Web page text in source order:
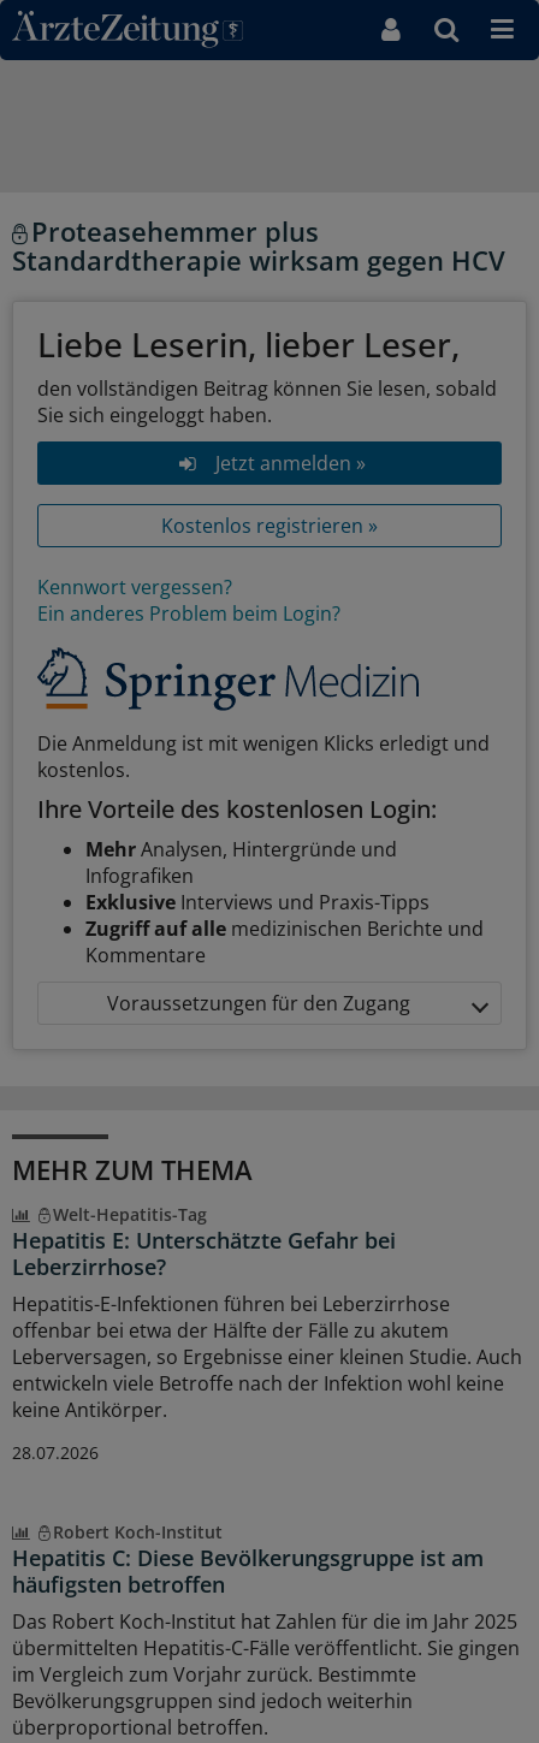
Direkt zum Inhaltsbereich
Proteasehemmer plus
Standardtherapie wirksam gegen HCV
Liebe Leserin, lieber Leser,
den vollständigen Beitrag können Sie lesen, sobald
Sie sich eingeloggt haben.
Jetzt anmelden »
Kostenlos registrieren »
Kennwort vergessen?
Ein anderes Problem beim Login?
Die Anmeldung ist mit wenigen Klicks erledigt und
kostenlos.
Ihre Vorteile des kostenlosen Login:
MehrAnalysen, Hintergründe und
Infografiken
Exklusive Interviews und Praxis-Tipps
Zugriff auf alle medizinischen Berichte und
Kommentare
Voraussetzungen für den Zugang
MEHR ZUM THEMA
Welt-Hepatitis-Tag
Hepatitis E: Unterschätzte Gefahr bei
Leberzirrhose?
Hepatitis-E-Infektionen führen bei Leberzirrhose
offenbar bei etwa der Hälfte der Fälle zu akutem
Leberversagen, so Ergebnisse einer kleinen Studie. Auch
entwickeln viele Betroffe nach der Infektion wohl keine
keine Antikörper.
28.07.2026
Robert Koch-Institut
Hepatitis C: Diese Bevölkerungsgruppe ist am
häufigsten betroffen
Das Robert Koch-Institut hat Zahlen für die im Jahr 2025
übermittelten Hepatitis-C-Fälle veröffentlicht. Sie gingen
im Vergleich zum Vorjahr zurück. Bestimmte
Bevölkerungsgruppen sind jedoch weiterhin
überproportional betroffen.